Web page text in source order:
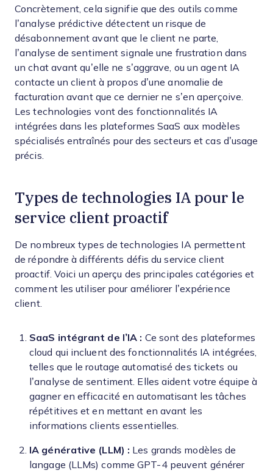
Concrètement, cela signifie que des outils comme
l’analyse prédictive détectent un risque de
désabonnement avant que le client ne parte,
l’analyse de sentiment signale une frustration dans
un chat avant qu’elle ne s’aggrave, ou un agent IA
contacte un client à propos d’une anomalie de
facturation avant que ce dernier ne s’en aperçoive.
Les technologies vont des fonctionnalités IA
intégrées dans les plateformes SaaS aux modèles
spécialisés entraînés pour des secteurs et cas d’usage
précis.
Types de technologies IA pour le
service client proactif
De nombreux types de technologies IA permettent
de répondre à différents défis du service client
proactif. Voici un aperçu des principales catégories et
comment les utiliser pour améliorer l’expérience
client.
SaaS intégrant de l’IA : Ce sont des plateformes
cloud qui incluent des fonctionnalités IA intégrées,
telles que le routage automatisé des tickets ou
l’analyse de sentiment. Elles aident votre équipe à
gagner en efficacité en automatisant les tâches
répétitives et en mettant en avant les
informations clients essentielles.
IA générative (LLM) : Les grands modèles de
langage (LLMs) comme GPT-4 peuvent générer